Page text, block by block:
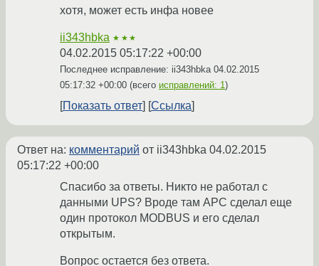
хотя, может есть инфа новее
ii343hbka ★★★
04.02.2015 05:17:22 +00:00
Последнее исправление: ii343hbka 04.02.2015
05:17:32 +00:00 (всего исправлений: 1)
Показать ответ Ссылка
Ответ на: комментарий от ii343hbka 04.02.2015
05:17:22 +00:00
Спасибо за ответы. Никто не работал с
данными UPS? Вроде там APC сделал еще
один протокол MODBUS и его сделал
открытым.
Вопрос остается без ответа.